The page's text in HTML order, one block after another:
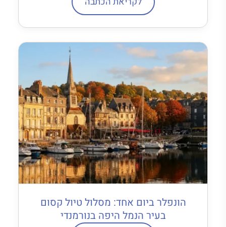
הונפלר ביום אחד: מסלול טיול קסום
בעיר הנמל היפה בנורמנדי